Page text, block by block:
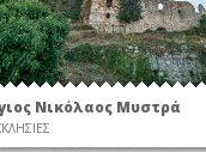
Νικόλαος Μυστρά